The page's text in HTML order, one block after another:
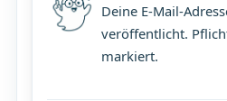
Deine E-Mail-
veröffentlicht.
markiert.